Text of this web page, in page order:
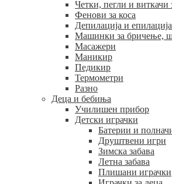
Четки, пегли и виткачи
Фенови за коса
Депилација и епилација
Машинки за бричење,
Масажери
Маникир
Педикир
Термометри
Разно
Деца и бебиња
Училишен прибор
Детски играчки
Батерии и
Друштвени игри
Зимска забава
Летна забава
Плишани играчки